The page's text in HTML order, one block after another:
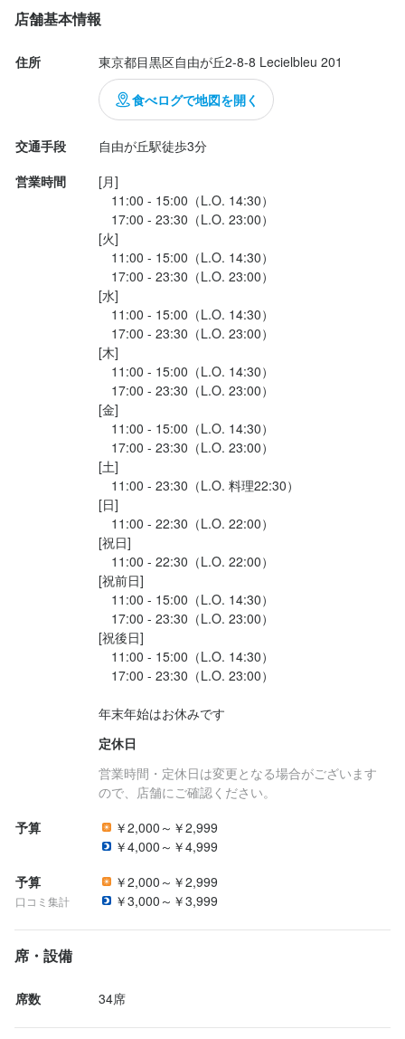
土鍋にはたっぷり入っているので
2膳分くらいあります。
土鍋ご飯は季節で変わるので、ご注意を
白絹ロースに宇和島レモンの皮を
擦ってもらって香り付け。
レモンの汁だとカツの衣が崩れてしまうので、皮を擦っているそ
味はソース、辛子が小皿に。
テーブルに塩が置かれています。
まずは、何も付けずに。
カツとは思えないほどの柔らかさ。
肉汁が口いっぱいに溢れます。
店舗基本情報
住所 東京都目黒区自由が丘2-8-8 Lecielbleu 201
食べログで地図を開く
交通手段
自由が丘駅徒歩3分
営業時間
[月]
11:00 - 15:00（L.O. 14:30）
17:00 - 23:30（L.O. 23:00）
[火]
11:00 - 15:00（L.O. 14:30）
17:00 - 23:30（L.O. 23:00）
[水]
11:00 - 15:00（L.O. 14:30）
17:00 - 23:30（L.O. 23:00）
[木]
11:00 - 15:00（L.O. 14:30）
17:00 - 23:30（L.O. 23:00）
[金]
11:00 - 15:00（L.O. 14:30）
17:00 - 23:30（L.O. 23:00）
[土]
11:00 - 23:30（L.O. 料理22:30）
[日]
11:00 - 22:30（L.O. 22:00）
[祝日]
11:00 - 22:30（L.O. 22:00）
[祝前日]
11:00 - 15:00（L.O. 14:30）
17:00 - 23:30（L.O. 23:00）
[祝後日]
11:00 - 15:00（L.O. 14:30）
17:00 - 23:30（L.O. 23:00）
年末年始はお休みです
定休日
営業時間・定休日は変更となる場合がございます
ので、店舗にご確認ください。
予算
￥2,000～￥2,999
￥4,000～￥4,999
予算
口コミ集計
￥2,000～￥2,999
￥3,000～￥3,999
席・設備
席数 34席